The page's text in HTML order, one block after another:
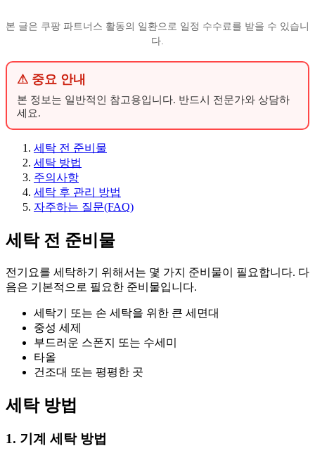
본 글은 쿠팡 파트너스 활동의 일환으로 일정 수수료를 받을 수 있습니
다.
⚠ 중요 안내
본 정보는 일반적인 참고용입니다. 반드시 전문가와 상담하
세요.
세탁 전 준비물
세탁 방법
주의사항
세탁 후 관리 방법
자주하는 질문(FAQ)
세탁 전 준비물
전기요를 세탁하기 위해서는 몇 가지 준비물이 필요합니다. 다
음은 기본적으로 필요한 준비물입니다.
세탁기 또는 손 세탁을 위한 큰 세면대
중성 세제
부드러운 스폰지 또는 수세미
타올
건조대 또는 평평한 곳
세탁 방법
1. 기계 세탁 방법